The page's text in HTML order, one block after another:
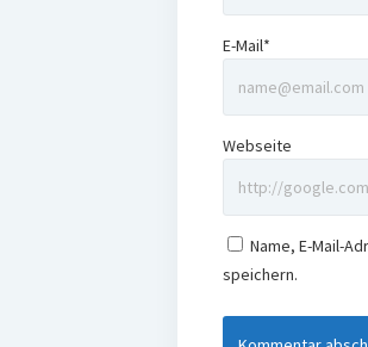
E-Mail*
Webseite
Name, E-Mail-
speichern.